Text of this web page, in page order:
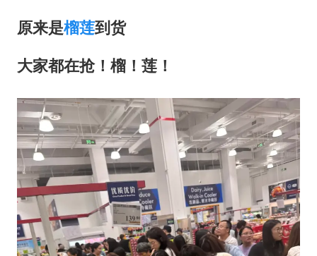
江苏发布台风蓝色预警
“立秋的第一杯奶茶”又爆单了
陕西省委书记赶赴柞水县杏坪镇
女孩摆摊卖菌子时收到北大通知书
东方之约 相约未来
原来是榴莲到货
大家都在抢！榴！莲！